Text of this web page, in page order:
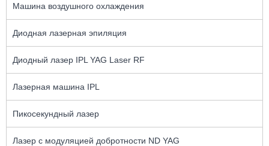
Машина воздушного охлаждения
Диодная лазерная эпиляция
Диодный лазер IPL YAG Laser RF
Лазерная машина IPL
Пикосекундный лазер
Лазер с модуляцией добротности ND YAG